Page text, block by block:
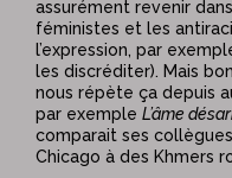
assurément revenir
féministes et les
l’expression, par
les discréditer). Mais
nous répète ça depuis
par exemple L’âme
comparait ses
Chicago à des Khmers